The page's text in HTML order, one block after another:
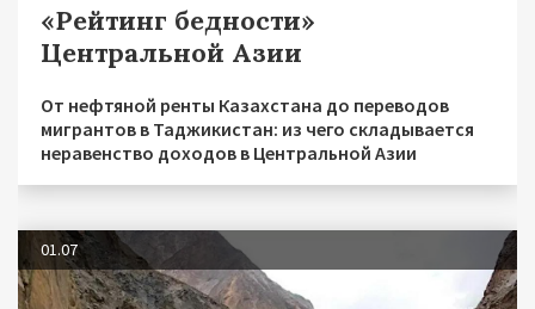
«Рейтинг бедности»
Центральной Азии
От нефтяной ренты Казахстана до переводов
мигрантов в Таджикистан: из чего складывается
неравенство доходов в Центральной Азии
01.07